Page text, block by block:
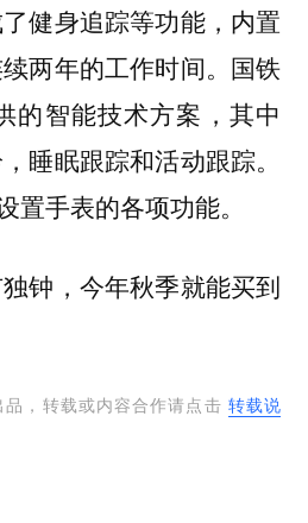
健身追踪等功能，内置
两年的工作时间。国铁
的智能技术方案，其中
睡眠跟踪和活动跟踪。
置手表的各项功能。
钟，今年秋季就能买到
品，转载或内容合作请点击 转载说